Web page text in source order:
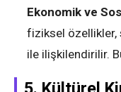
Ekonomik ve
fiziksel özellikler,
ile ilişkilendirilir.